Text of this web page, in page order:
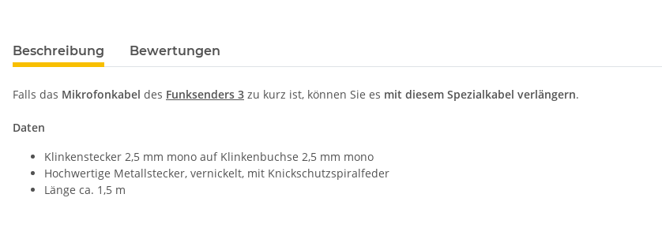
Beschreibung Bewertungen
Falls das Mikrofonkabel des Funksenders 3 zu kurz ist, können Sie es mit diesem Spezialkabel verlängern.
Daten
Klinkenstecker 2,5 mm mono auf Klinkenbuchse 2,5 mm mono
Hochwertige Metallstecker, vernickelt, mit Knickschutzspiralfeder
Länge ca. 1,5 m